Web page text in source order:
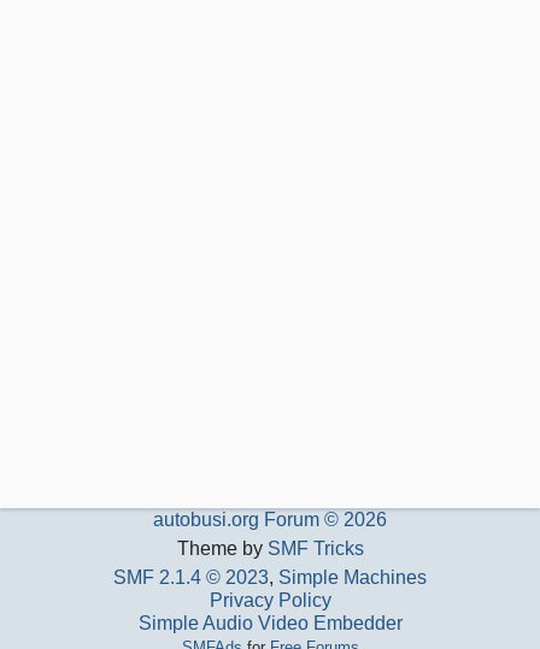
autobusi.org Forum © 2026
Theme by SMF Tricks
SMF 2.1.4 © 2023, Simple Machines
Privacy Policy
Simple Audio Video Embedder